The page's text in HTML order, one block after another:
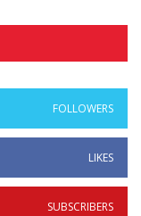
FOLLOWERS
LIKES
SUBSCRIBERS